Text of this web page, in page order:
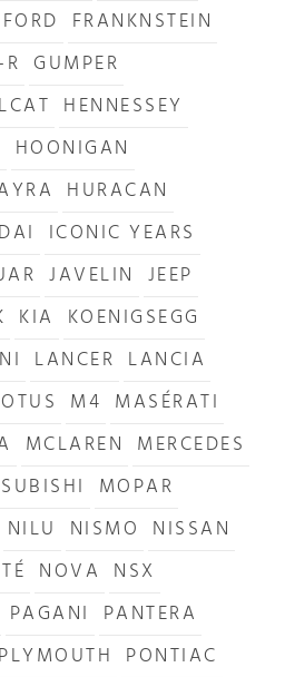
FORD FRANKNSTEIN
GUMPER
HENNESSEY
HOONIGAN
HURACAN
ICONIC YEARS
JAVELIN JEEP
KIA KOENIGSEGG
LANCER LANCIA
M4 MASÉRATI
MCLAREN MERCEDES
MOPAR
NILU NISMO NISSAN
NOVA NSX
PAGANI PANTERA
PLYMOUTH PONTIAC